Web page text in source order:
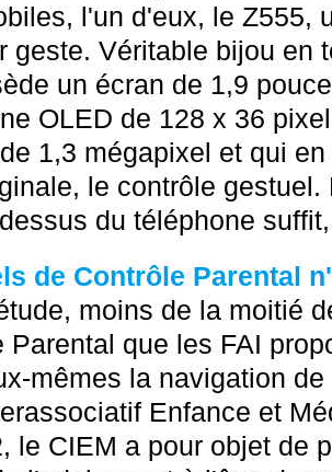
l'un d'eux, le Z555,
geste. Véritable bijou en
un écran de 1,9
OLED de 128 x 36
1,3 mégapixel et qui
le contrôle
du téléphone
de Contrôle Parental
moins de la moitié
Parental que les FAI
mêmes la navigation
Enfance et
le CIEM a pour objet de